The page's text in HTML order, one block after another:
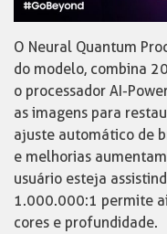
O Neural Quantum
do modelo, combina
o processador AI-
as imagens para
ajuste automático de
e melhorias
usuário esteja
1.000.000:1 permite
cores e profundidade.